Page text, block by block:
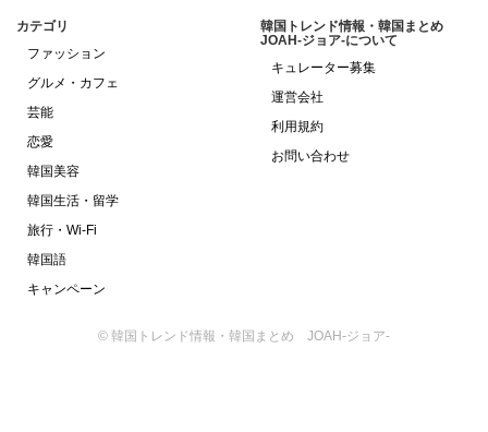
カテゴリ
ファッション
グルメ・カフェ
芸能
恋愛
韓国美容
韓国生活・留学
旅行・Wi-Fi
韓国語
キャンペーン
韓国トレンド情報・韓国まとめ
JOAH-ジョア-について
キュレーター募集
運営会社
利用規約
お問い合わせ
© 韓国トレンド情報・韓国まとめ JOAH-ジョア-